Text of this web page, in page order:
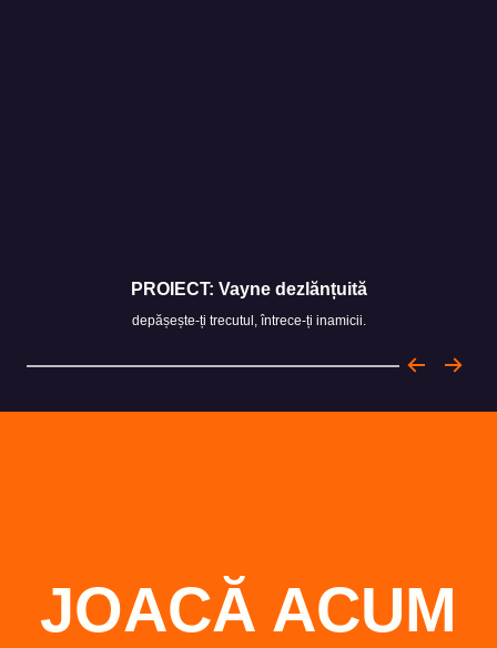
PROIECT: Vayne dezlănțuită
depășește-ți trecutul, întrece-ți inamicii.
JOACĂ ACUM